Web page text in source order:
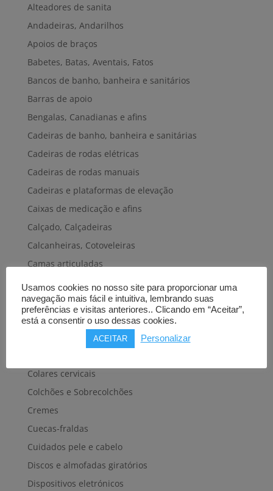
Alteadores de sanita
Andadeiras, Andarilhos
Apoios de braços
Babetes, Batas, Aventais, Fatos
Bancos de banho, banheira e sanitários
Barras de apoio
Bengalas, Canadianas e afins
Cadeiras de banho, banheira e sanitárias
Cadeiras de rodas elétricas
Cadeiras de rodas manuais
Cadeiras e plataformas de elevação
Caixas de medicação e afins
Calçado, Calçadeiras
Calcanheiras, Cotoveleiras
Camas articuladas
Carros hospitalares
Cestas, Arneses
Cintas e Faixas
Cintos, Coletes e afins
Colares cervicais
Colchões e Sobrecolchões
Cremes
Cuecas-fraldas
Cuidados pele e cabelo
Discos e almofadas giratórios
Dispositivos eletrónicos
Usamos cookies no nosso site para proporcionar uma
navegação mais fácil e intuitiva, lembrando suas
preferências e visitas anteriores.. Clicando em “Aceitar”,
está a consentir o uso dessas cookies.
ACEITAR Personalizar